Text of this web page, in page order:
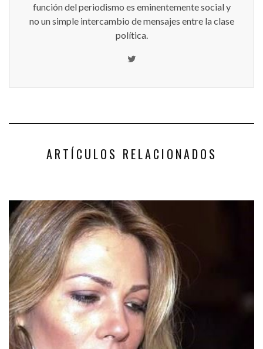
función del periodismo es eminentemente social y
no un simple intercambio de mensajes entre la clase
política.
ARTÍCULOS RELACIONADOS